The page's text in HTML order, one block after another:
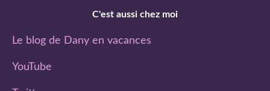
C'est aussi chez moi
Le blog de Dany en vacances
YouTube